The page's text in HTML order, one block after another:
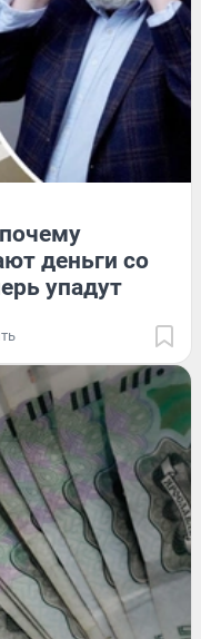
деньги со
упадут